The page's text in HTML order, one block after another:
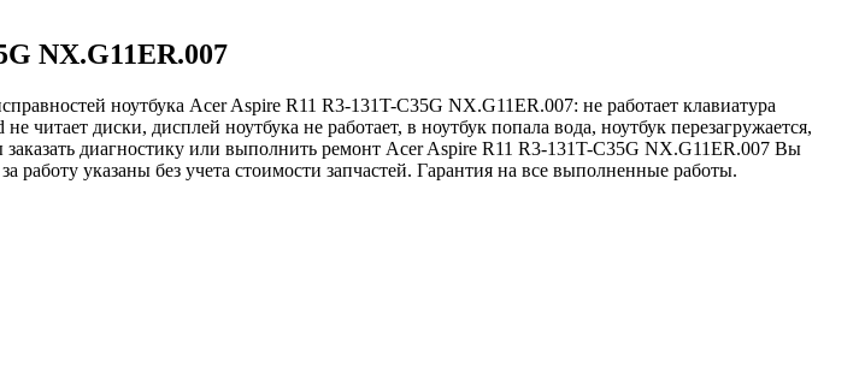
NX.G11ER.007
ноутбука Acer Aspire R11 R3-131T-C35G NX.G11ER.007: не работает клавиатура
читает диски, дисплей ноутбука не работает, в ноутбук попала вода, ноутбук перезагружается,
диагностику или выполнить ремонт Acer Aspire R11 R3-131T-C35G NX.G11ER.007 Вы
указаны без учета стоимости запчастей. Гарантия на все выполненные работы.